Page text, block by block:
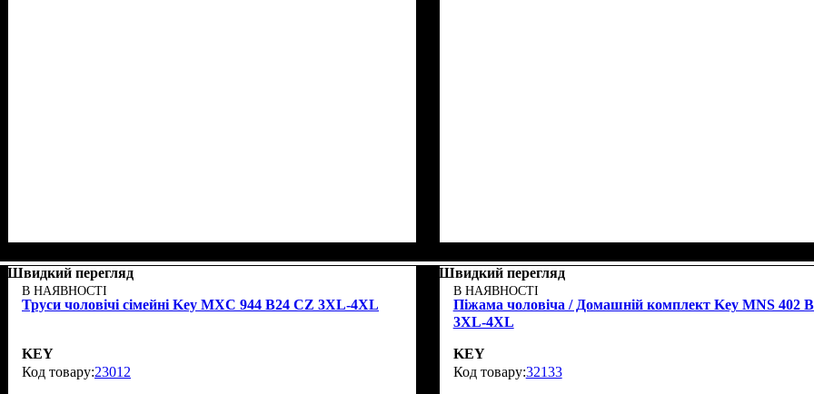
Швидкий перегляд
В НАЯВНОСТІ
Труси чоловічі сімейні Key MXC 944 В24 CZ 3XL-4XL
KEY
23012
Швидкий перегляд
В НАЯВНОСТІ
Піжама чоловіча / Домашній комплект Key MNS 402
3XL-4XL
KEY
32133